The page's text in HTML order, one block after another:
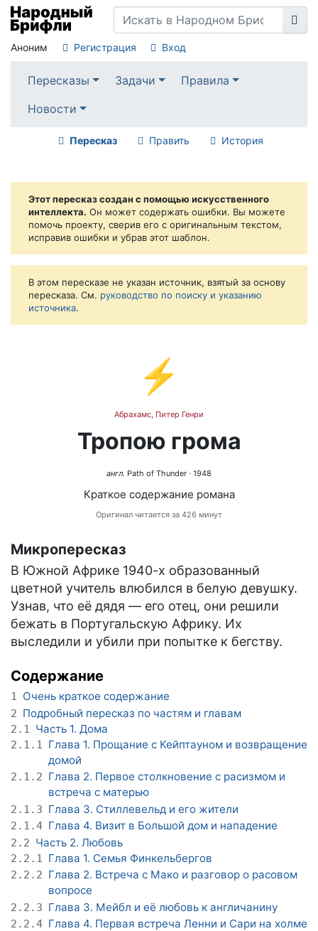
Аноним Регистрация Вход
Пересказы Задачи
Правила
Новости
Пересказ Править История
Этот пересказ создан с помощью искусственного
интеллекта. Он может содержать ошибки. Вы можете
помочь проекту, сверив его с оригинальным текстом,
исправив ошибки и убрав этот шаблон.
В этом пересказе не указан источник, взятый за основу
пересказа. См. руководство по поиску и указанию
источника.
⚡
Абрахамс, Питер Генри
Тропою грома
англ. Path of Thunder · 1948
Краткое содержание романа
Оригинал читается за 426 минут
Микропересказ
В Южной Африке 1940-х образованный
цветной учитель влюбился в белую девушку.
Узнав, что её дядя — его отец, они решили
бежать в Португальскую Африку. Их
выследили и убили при попытке к бегству.
Содержание
1 Очень краткое содержание
2 Подробный пересказ по частям и главам
2.1 Часть 1. Дома
2.1.1 Глава 1. Прощание с Кейптауном и возвращение
домой
2.1.2 Глава 2. Первое столкновение с расизмом и
встреча с матерью
2.1.3 Глава 3. Стиллевельд и его жители
2.1.4 Глава 4. Визит в Большой дом и нападение
2.2 Часть 2. Любовь
2.2.1 Глава 1. Семья Финкельбергов
2.2.2 Глава 2. Встреча с Мако и разговор о расовом
вопросе
2.2.3 Глава 3. Мейбл и её любовь к англичанину
2.2.4 Глава 4. Первая встреча Ленни и Сари на холме